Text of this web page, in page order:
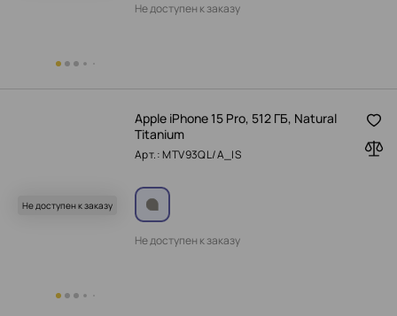
Не доступен к заказу
Не доступен к заказу
Apple iPhone 15 Pro, 512 ГБ, Natural
Titanium
Арт.: MTV93QL/A_IS
Не доступен к заказу